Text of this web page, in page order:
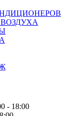
- 18:00